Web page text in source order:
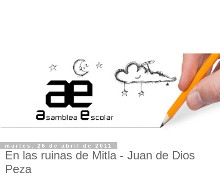
martes, 26 de abril de 2011
En las ruinas de Mitla - Juan de Dios
Peza